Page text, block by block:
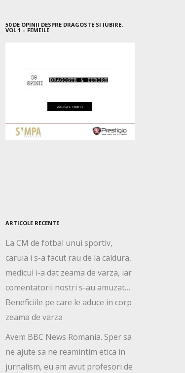
50 DE OPINII DESPRE DRAGOSTE SI IUBIRE.
VOL 1 – FEMEILE
ARTICOLE RECENTE
La CM de fotbal unui sportiv,
caruia i s-a facut rau de la caldura,
medicul i-a dat zeama de varza, iar
comentatorii nostri s-au amuzat…
Beneficiile pe care le aduce in corp
zeama de varza
Avem BBC News Romania. Sper sa
ne ajute sa ne reamintim etica in
jurnalism, eu am avut profesori de